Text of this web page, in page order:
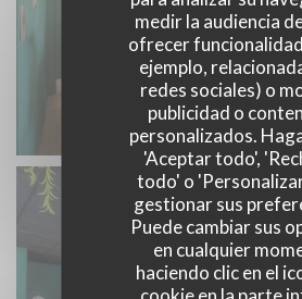
medir la audiencia
ofrecer
ejemplo,
redes sociales) o
publicidad o
personalizados.
'Aceptar todo',
todo' o
gestionar sus
Puede cambiar sus
en cualquier
haciendo clic en el